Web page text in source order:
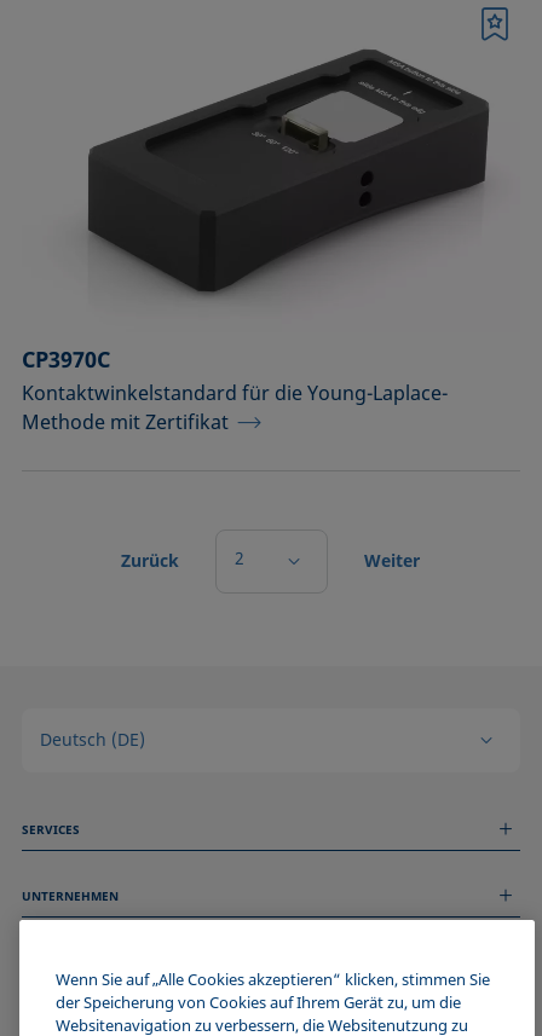
CP3970C
Kontaktwinkelstandard für die Young-Laplace-
Methode mit Zertifikat
Zurück 2 Weiter
Deutsch (DE)
SERVICES
Technischer Service
UNTERNEHMEN
Stellenangebote
Events
Impressum
WERDE TEIL DER KRÜSS COMMUNITY
Wenn Sie auf „Alle Cookies akzeptieren“ klicken, stimmen Sie
der Speicherung von Cookies auf Ihrem Gerät zu, um die
Websitenavigation zu verbessern, die Websitenutzung zu